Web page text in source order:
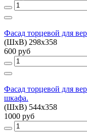
Фасад торцевой для
(ШхВ) 298х358
600 руб
Фасад торцевой для
шкафа.
(ШхВ) 544х358
1000 руб